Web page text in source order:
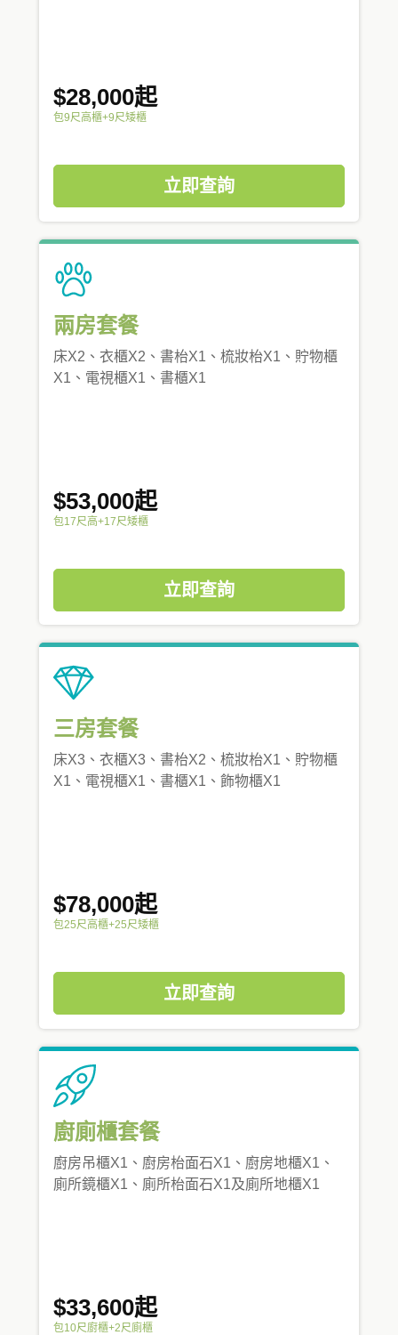
$28,000起
包9尺高櫃+9尺矮櫃
立即查詢
兩房套餐
床X2、衣櫃X2、書枱X1、梳妝枱X1、貯物櫃
X1、電視櫃X1、書櫃X1
$53,000起
包17尺高+17尺矮櫃
立即查詢
三房套餐
床X3、衣櫃X3、書枱X2、梳妝枱X1、貯物櫃
X1、電視櫃X1、書櫃X1、飾物櫃X1
$78,000起
包25尺高櫃+25尺矮櫃
立即查詢
廚廁櫃套餐
廚房吊櫃X1、廚房枱面石X1、廚房地櫃X1、
廁所鏡櫃X1、廁所枱面石X1及廁所地櫃X1
$33,600起
包10尺廚櫃+2尺廁櫃